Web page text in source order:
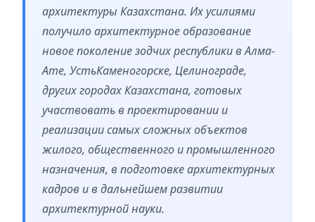
архитектуры Казахстана. Их усилиями
получило архитектурное образование
новое поколение зодчих республики в Алма-
Ате, УстьКаменогорске, Целинограде,
других городах Казахстана, готовых
участвовать в проектировании и
реализации самых сложных объектов
жилого, общественного и промышленного
назначения, в подготовке архитектурных
кадров и в дальнейшем развитии
архитектурной науки.